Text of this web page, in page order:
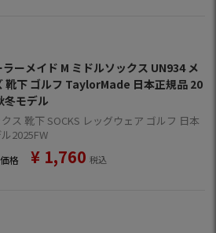
ラーメイド M ミドルソックス UN934 メ
靴下 ゴルフ TaylorMade 日本正規品 20
冬モデル
ス 靴下 SOCKS レッグウェア ゴルフ 日本
2025FW
格 ¥ 1,760 税込